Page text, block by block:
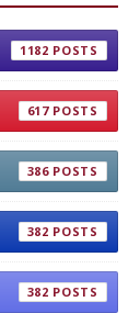
1182
617
386
382
382